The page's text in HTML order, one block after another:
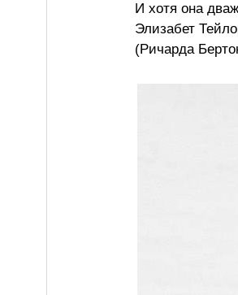
И хотя она
Элизабет
(Ричарда